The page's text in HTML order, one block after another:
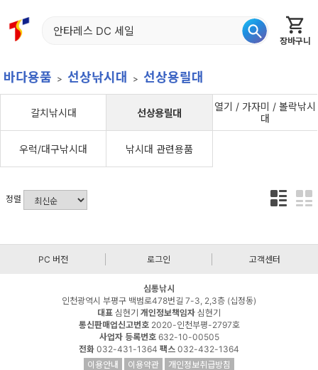
장바구니
홈 신상품 재입고 베스트 특가
바다용품 선상낚시대 선상용릴대
갈치낚시대 선상용릴대
열기 / 가자미 / 볼락낚시
대
우럭/대구낚시대 낚시대 관련용품
정렬
PC 버전 로그인 고객센터
심통낚시
인천광역시 부평구 백범로478번길 7-3, 2,3층 (십정동)
대표 심현기 개인정보책임자 심현기
통신판매업신고번호2020-인천부평-2797호
사업자 등록번호632-10-00505
전화 032-431-1364 팩스 032-432-1364
이용안내
이용약관
개인정보취급방침